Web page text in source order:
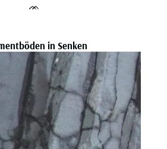
ᨏ
in Senken